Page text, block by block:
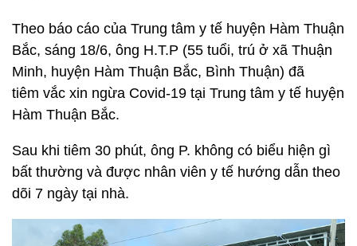
Theo báo cáo của Trung tâm y tế huyện Hàm Thuận
Bắc, sáng 18/6, ông H.T.P (55 tuổi, trú ở xã Thuận
Minh, huyện Hàm Thuận Bắc, Bình Thuận) đã
tiêm vắc xin ngừa Covid-19 tại Trung tâm y tế huyện
Hàm Thuận Bắc.
Sau khi tiêm 30 phút, ông P. không có biểu hiện gì
bất thường và được nhân viên y tế hướng dẫn theo
dõi 7 ngày tại nhà.